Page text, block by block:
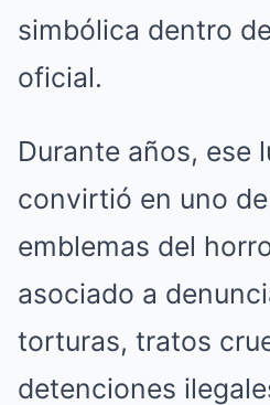
simbólica dentro
oficial.
Durante años, ese
convirtió en uno
emblemas del
asociado a
torturas, tratos
detenciones